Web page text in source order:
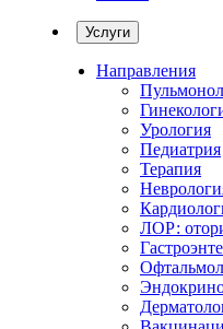
Услуги
Направления
Урология
Педиатрия
Терапия
ЛОР: